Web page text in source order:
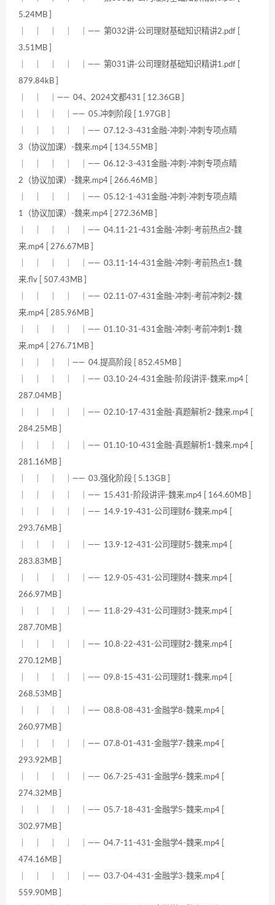
5.24MB ]
｜ ｜ ｜ ｜ ｜—— 第032讲-公司理财基础知识精讲2.pdf [
3.51MB ]
｜ ｜ ｜ ｜ ｜—— 第031讲-公司理财基础知识精讲1.pdf [
879.84kB ]
｜ ｜ ｜—— 04、2024文都431 [ 12.36GB ]
｜ ｜ ｜ ｜—— 05.冲刺阶段 [ 1.97GB ]
｜ ｜ ｜ ｜ ｜—— 07.12-3-431金融-冲刺-冲刺专项点睛
3（协议加课）-魏来.mp4 [ 134.55MB ]
｜ ｜ ｜ ｜ ｜—— 06.12-3-431金融-冲刺-冲刺专项点睛
2（协议加课）-魏来.mp4 [ 266.46MB ]
｜ ｜ ｜ ｜ ｜—— 05.12-1-431金融-冲刺-冲刺专项点睛
1（协议加课）-魏来.mp4 [ 272.36MB ]
｜ ｜ ｜ ｜ ｜—— 04.11-21-431金融-冲刺-考前热点2-魏
来.mp4 [ 276.67MB ]
｜ ｜ ｜ ｜ ｜—— 03.11-14-431金融-冲刺-考前热点1-魏
来.flv [ 507.43MB ]
｜ ｜ ｜ ｜ ｜—— 02.11-07-431金融-冲刺-考前冲刺2-魏
来.mp4 [ 285.96MB ]
｜ ｜ ｜ ｜ ｜—— 01.10-31-431金融-冲刺-考前冲刺1-魏
来.mp4 [ 276.71MB ]
｜ ｜ ｜ ｜—— 04.提高阶段 [ 852.45MB ]
｜ ｜ ｜ ｜ ｜—— 03.10-24-431金融-阶段讲评-魏来.mp4 [
287.04MB ]
｜ ｜ ｜ ｜ ｜—— 02.10-17-431金融-真题解析2-魏来.mp4 [
284.25MB ]
｜ ｜ ｜ ｜ ｜—— 01.10-10-431金融-真题解析1-魏来.mp4 [
281.16MB ]
｜ ｜ ｜ ｜—— 03.强化阶段 [ 5.13GB ]
｜ ｜ ｜ ｜ ｜—— 15.431-阶段讲评-魏来.mp4 [ 164.60MB ]
｜ ｜ ｜ ｜ ｜—— 14.9-19-431-公司理财6-魏来.mp4 [
293.76MB ]
｜ ｜ ｜ ｜ ｜—— 13.9-12-431-公司理财5-魏来.mp4 [
283.83MB ]
｜ ｜ ｜ ｜ ｜—— 12.9-05-431-公司理财4-魏来.mp4 [
266.97MB ]
｜ ｜ ｜ ｜ ｜—— 11.8-29-431-公司理财3-魏来.mp4 [
287.70MB ]
｜ ｜ ｜ ｜ ｜—— 10.8-22-431-公司理财2-魏来.mp4 [
270.12MB ]
｜ ｜ ｜ ｜ ｜—— 09.8-15-431-公司理财1-魏来.mp4 [
268.53MB ]
｜ ｜ ｜ ｜ ｜—— 08.8-08-431-金融学8-魏来.mp4 [
260.97MB ]
｜ ｜ ｜ ｜ ｜—— 07.8-01-431-金融学7-魏来.mp4 [
293.92MB ]
｜ ｜ ｜ ｜ ｜—— 06.7-25-431-金融学6-魏来.mp4 [
274.32MB ]
｜ ｜ ｜ ｜ ｜—— 05.7-18-431-金融学5-魏来.mp4 [
302.97MB ]
｜ ｜ ｜ ｜ ｜—— 04.7-11-431-金融学4-魏来.mp4 [
474.16MB ]
｜ ｜ ｜ ｜ ｜—— 03.7-04-431-金融学3-魏来.mp4 [
559.90MB ]